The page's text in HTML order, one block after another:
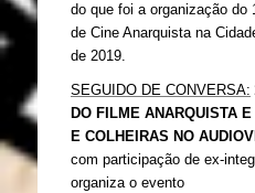
do que foi a organização do
de Cine Anarquista na
de 2019.
SEGUIDO DE CONVERSA:
DO FILME ANARQUISTA
E COLHEIRAS NO
com participação de ex-
organiza o evento